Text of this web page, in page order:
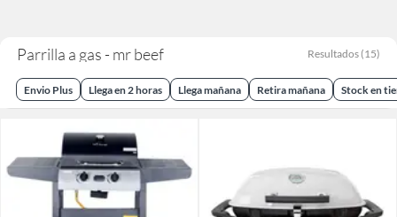
Parrilla a gas - mr beef Resultados (15)
Envio Plus Llega en 2 horas Llega mañana Retira mañana Stock en